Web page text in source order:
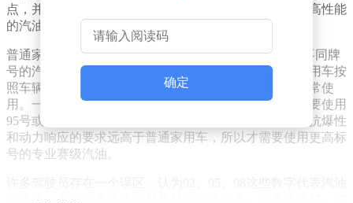
点，并且在高性能的同时兼顾了绿色环保。不过，这种高性能
的汽油并不适合普通家用车。
普通家用车在选择汽油时，无需考虑加注103号汽油。不同牌
号的汽油对应着不同发动机的需求。一般来说，普通家用车按
照车辆说明书的要求，选择92号或95号汽油即可满足日常使
用。一些采用涡轮增压技术、高压缩比的车型，通常需要使用
95号或98号汽油。而赛车发动机由于工作条件特殊，对抗爆性
和动力响应的要求远高于普通家用车，所以才需要使用更高标
号的专业赛级汽油。
确定